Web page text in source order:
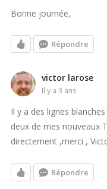
Bonne journée,
Répondre
victor larose
il y a 3 ans
Il y a des lignes
deux de mes nouveaux
directement ,merci ,
Répondre